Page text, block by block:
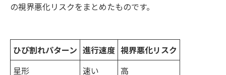
の視界悪化リスクをまとめたものです。
ひび割れパターン 進行速度 視界悪化リスク
星形
速い
高